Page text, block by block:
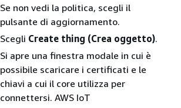
Se non vedi la politica, scegli il
pulsante di aggiornamento.
Scegli Create thing (Crea oggetto).
Si apre una finestra modale in cui è
possibile scaricare i certificati e le
chiavi a cui il core utilizza per
connettersi. AWS IoT